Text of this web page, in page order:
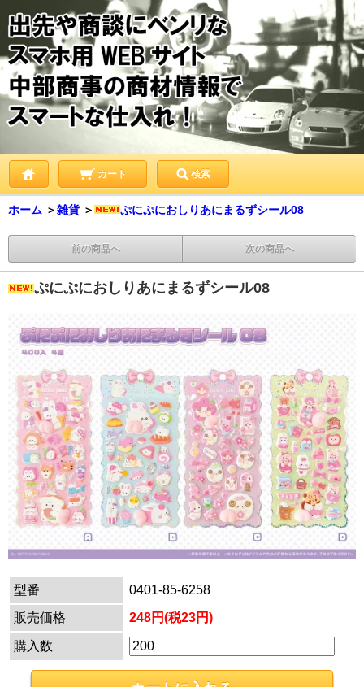
カート 検索
ホーム ＞雑貨 ＞ ぷにぷにおしりあにまるずシール08
前の商品へ 次の商品へ
ぷにぷにおしりあにまるずシール08
型番
0401-85-6258
販売価格
248円(税23円)
購入数